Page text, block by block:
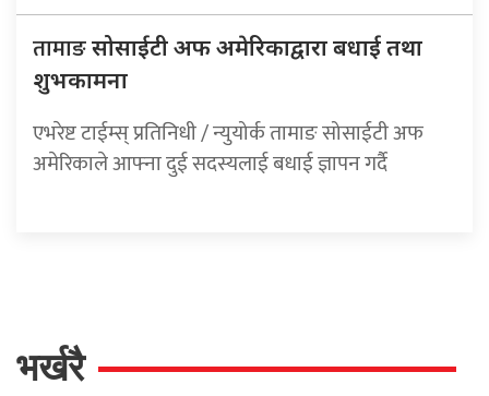
तामाङसोसाईटी अफ अमेरिकाद्वारा बधाई तथा
शुभकामना
एभरेष्ट टाईम्स् प्रतिनिधी / न्युयोर्क तामाङ सोसाईटी अफ
अमेरिकाले आफ्ना दुई सदस्यलाई बधाई ज्ञापन गर्दै
भर्खरै